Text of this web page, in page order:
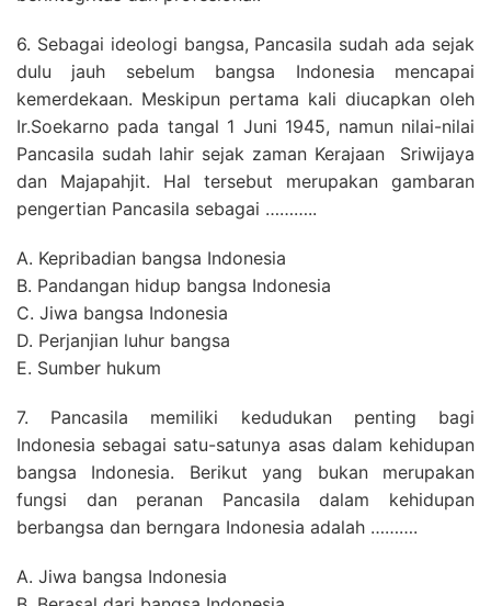
6. Sebagai ideologi bangsa, Pancasila sudah ada sejak
dulu jauh sebelum bangsa Indonesia mencapai
kemerdekaan. Meskipun pertama kali diucapkan oleh
Ir.Soekarno pada tangal 1 Juni 1945, namun nilai-nilai
Pancasila sudah lahir sejak zaman Kerajaan Sriwijaya
dan Majapahjit. Hal tersebut merupakan gambaran
pengertian Pancasila sebagai ………..
A. Kepribadian bangsa Indonesia
B. Pandangan hidup bangsa Indonesia
C. Jiwa bangsa Indonesia
D. Perjanjian luhur bangsa
E. Sumber hukum
7. Pancasila memiliki kedudukan penting bagi
Indonesia sebagai satu-satunya asas dalam kehidupan
bangsa Indonesia. Berikut yang bukan merupakan
fungsi dan peranan Pancasila dalam kehidupan
berbangsa dan berngara Indonesia adalah ……….
A. Jiwa bangsa Indonesia